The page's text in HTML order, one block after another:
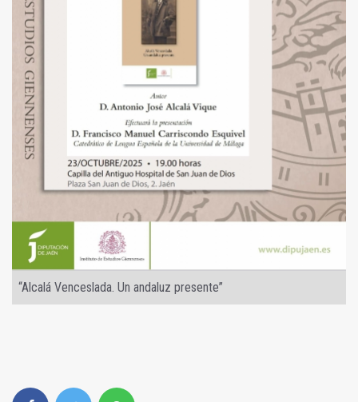
“Alcalá Venceslada. Un andaluz presente”